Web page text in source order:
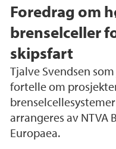
Foredrag om
brenselceller
skipsfart
Tjalve Svendsen
fortelle om
arrangeres av NTVA
Europaea.